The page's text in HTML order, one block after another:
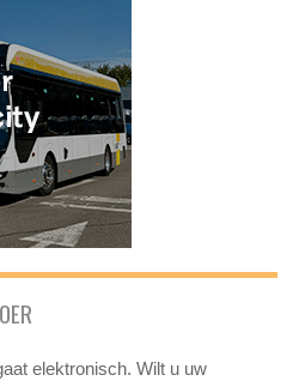
elektronisch. Wilt u uw